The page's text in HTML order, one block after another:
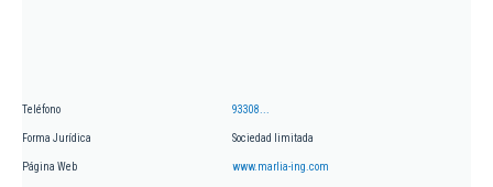
Teléfono 93308...
Forma Jurídica Sociedad limitada
Página Web www.marlia-ing.com